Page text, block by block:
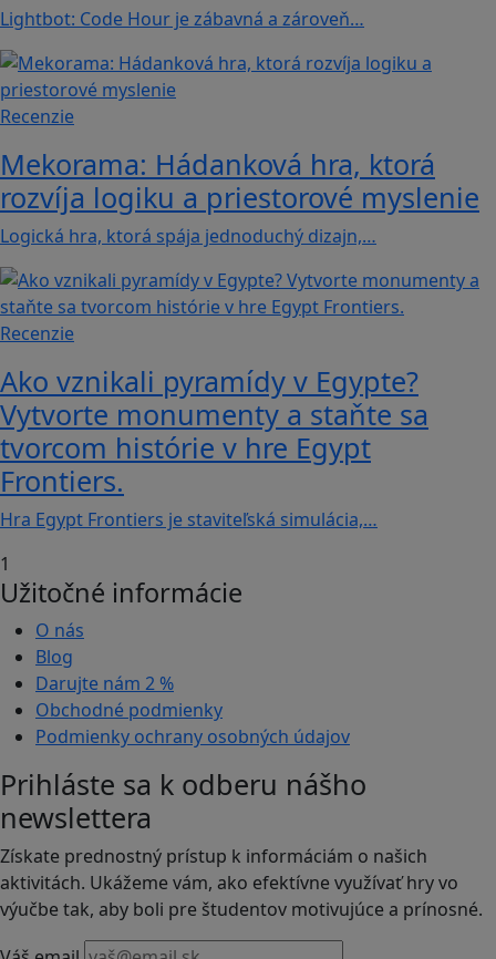
Lightbot: Code Hour je zábavná a zároveň…
Recenzie
Mekorama: Hádanková hra, ktorá
rozvíja logiku a priestorové myslenie
Logická hra, ktorá spája jednoduchý dizajn,…
Recenzie
Ako vznikali pyramídy v Egypte?
Vytvorte monumenty a staňte sa
tvorcom histórie v hre Egypt
Frontiers.
Hra Egypt Frontiers je staviteľská simulácia,…
1
Užitočné informácie
O nás
Blog
Darujte nám 2 %
Obchodné podmienky
Podmienky ochrany osobných údajov
Prihláste sa k odberu nášho
newslettera
Získate prednostný prístup k informáciám o našich
aktivitách. Ukážeme vám, ako efektívne využívať hry vo
výučbe tak, aby boli pre študentov motivujúce a prínosné.